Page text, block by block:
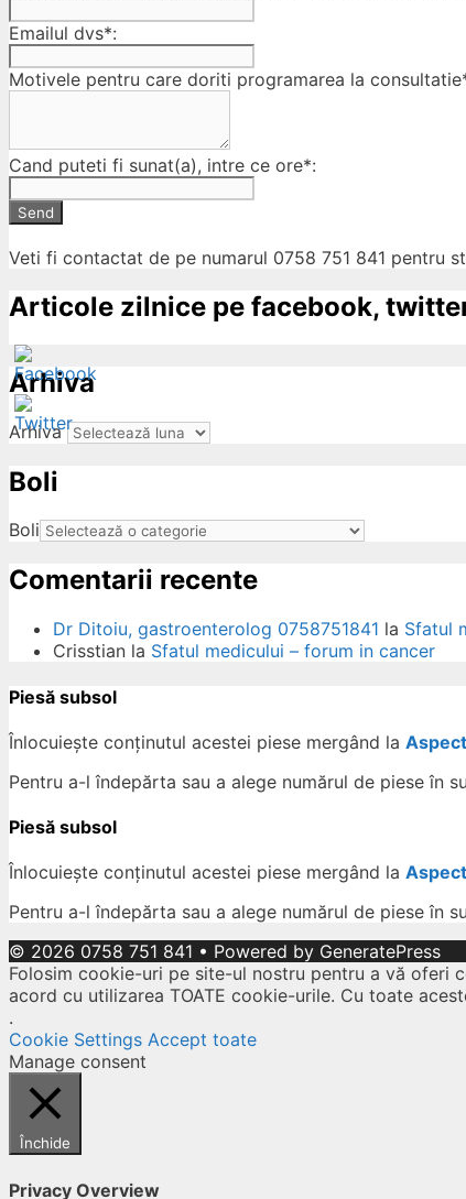
Emailul dvs*:
Motivele pentru care doriti programarea la
Cand puteti fi sunat(a), intre ce ore*:
Send
Veti fi contactat de pe numarul 0758 751 841 pentru
Articole zilnice pe facebook,
Arhiva
Arhiva
Boli
Boli
Comentarii recente
Dr Ditoiu, gastroenterolog 0758751841 la Sfatul
Crisstian la Sfatul medicului – forum in cancer
Piesă subsol
Înlocuiește conținutul acestei piese mergând la
Pentru a-l îndepărta sau a alege numărul de piese în
Piesă subsol
Înlocuiește conținutul acestei piese mergând la
Pentru a-l îndepărta sau a alege numărul de piese în
© 2026 0758 751 841 • Powered by GeneratePress
Folosim cookie-uri pe site-ul nostru pentru a vă oferi
acord cu utilizarea TOATE cookie-urile. Cu toate
.
Cookie Settings Accept toate
Manage consent
Închide
Privacy Overview